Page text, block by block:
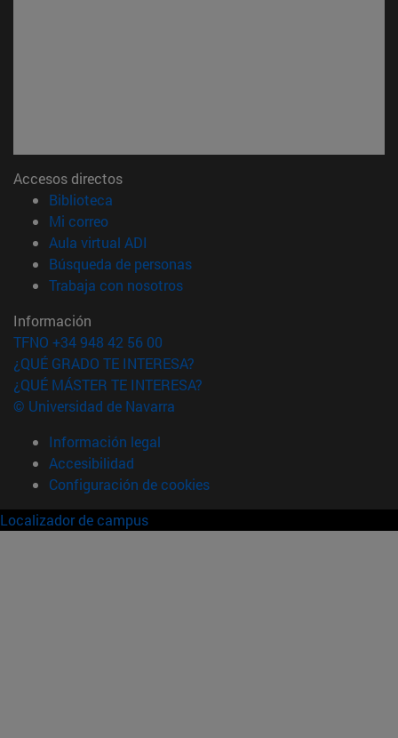
Accesos directos
Biblioteca
Mi correo(abre en nueva ventana)
Aula virtual ADI
Búsqueda de personas(abre en nueva ventana)
Trabaja con nosotros(abre en nueva ventana)
Información
TFNO +34 948 42 56 00
¿QUÉ GRADO TE INTERESA?
¿QUÉ MÁSTER TE INTERESA?
© Universidad de Navarra
Información legal
Accesibilidad
Configuración de cookies
Localizador de campus